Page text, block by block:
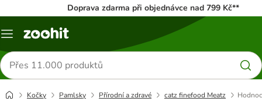
Doprava zdarma při objednávce nad 799 Kč**
Menu
Hledat
produkty
Kočky Pamlsky Přírodní a zdravé catz finefood Meatz